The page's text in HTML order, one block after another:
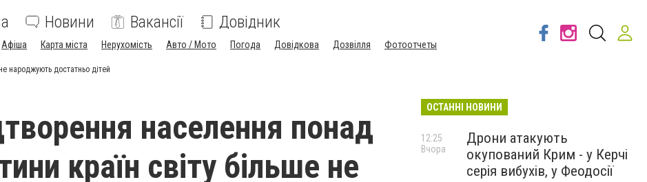
Новини Вакансії Довідник
Афіша Карта міста Нерухомість Авто / Мото Погода Довідкова Дозвілля Фотоотчеты
народжують достатньо дітей
населення понад
країн світу більше не
ОСТАННІ НОВИНИ
Дрони атакують
окупований Крим - у Керчі
серія вибухів, у Феодосії
12:25
Вчора